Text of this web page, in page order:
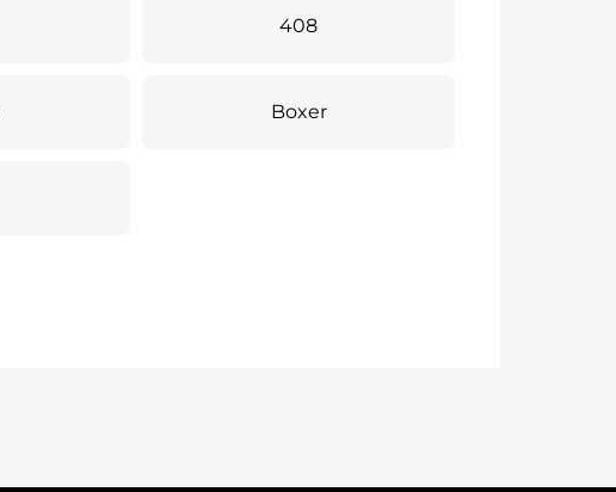
408
Boxer